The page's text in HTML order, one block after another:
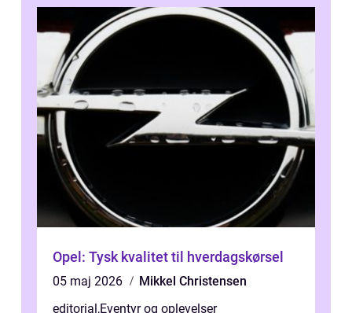
Opel: Tysk kvalitet til hverdagskørsel
05 maj 2026
Mikkel Christensen
editorial,Eventyr og oplevelser